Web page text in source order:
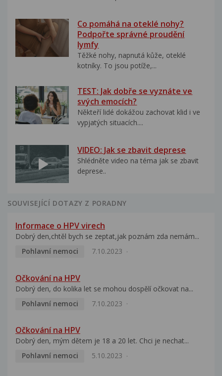
Co pomáhá na oteklé nohy?
Podpořte správné proudění
lymfy
Těžké nohy, napnutá kůže, oteklé
kotníky. To jsou potíže,...
TEST: Jak dobře se vyznáte ve
svých emocích?
Někteří lidé dokážou zachovat klid i ve
vypjatých situacích....
VIDEO: Jak se zbavit deprese
Shlédněte video na téma jak se zbavit
deprese..
SOUVISEJÍCÍ DOTAZY Z PORADNY
Informace o HPV virech
Dobrý den,chtěl bych se zeptat,jak poznám zda nemám...
Pohlavní nemoci
7.10.2023
Očkování na HPV
Dobrý den, do kolika let se mohou dospělí očkovat na...
Pohlavní nemoci
7.10.2023
Očkování na HPV
Dobrý den, mým dětem je 18 a 20 let. Chci je nechat...
Pohlavní nemoci
5.10.2023